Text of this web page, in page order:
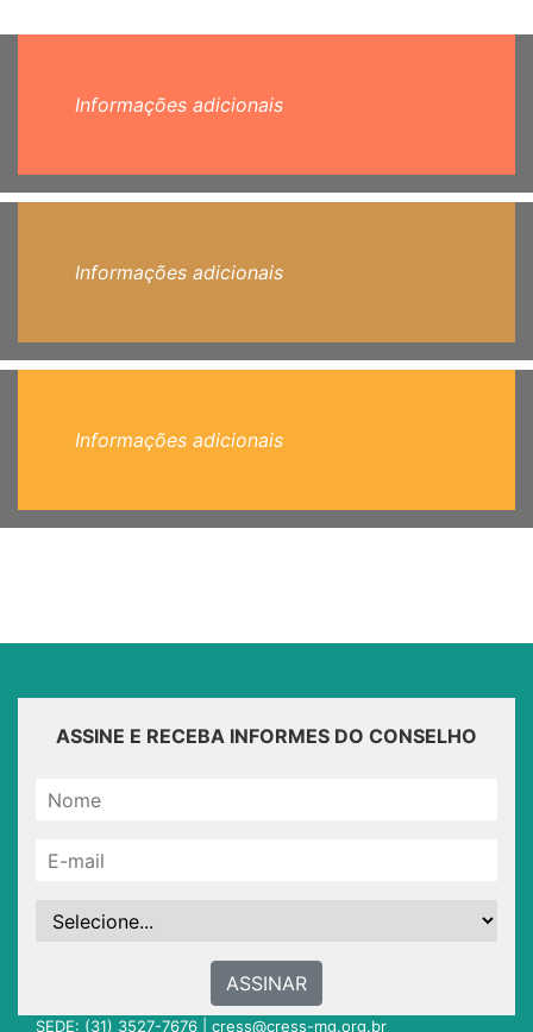
Informações adicionais
Informações adicionais
Informações adicionais
ASSINE E RECEBA INFORMES DO CONSELHO
ASSINAR
SEDE: (31) 3527-7676 | cress@cress-mg.org.br